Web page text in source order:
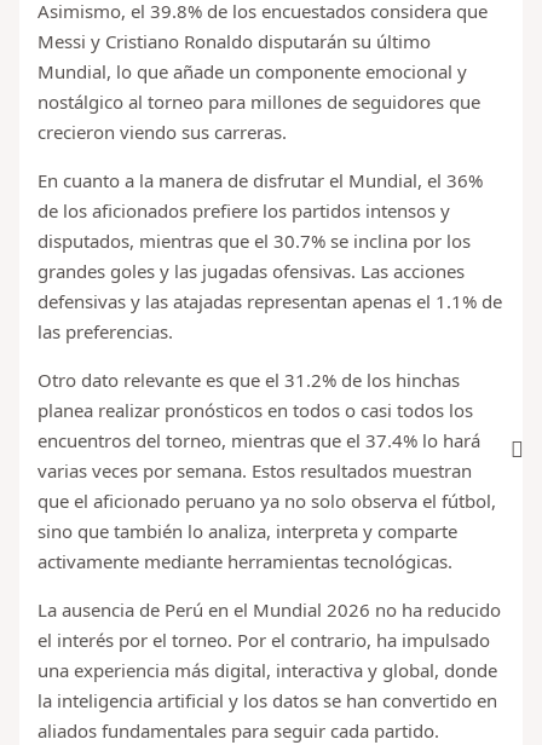
Asimismo, el 39.8% de los encuestados considera que
Messi y Cristiano Ronaldo disputarán su último
Mundial, lo que añade un componente emocional y
nostálgico al torneo para millones de seguidores que
crecieron viendo sus carreras.
En cuanto a la manera de disfrutar el Mundial, el 36%
de los aficionados prefiere los partidos intensos y
disputados, mientras que el 30.7% se inclina por los
grandes goles y las jugadas ofensivas. Las acciones
defensivas y las atajadas representan apenas el 1.1% de
las preferencias.
Otro dato relevante es que el 31.2% de los hinchas
planea realizar pronósticos en todos o casi todos los
encuentros del torneo, mientras que el 37.4% lo hará
varias veces por semana. Estos resultados muestran
que el aficionado peruano ya no solo observa el fútbol,
sino que también lo analiza, interpreta y comparte
activamente mediante herramientas tecnológicas.
La ausencia de Perú en el Mundial 2026 no ha reducido
el interés por el torneo. Por el contrario, ha impulsado
una experiencia más digital, interactiva y global, donde
la inteligencia artificial y los datos se han convertido en
aliados fundamentales para seguir cada partido.